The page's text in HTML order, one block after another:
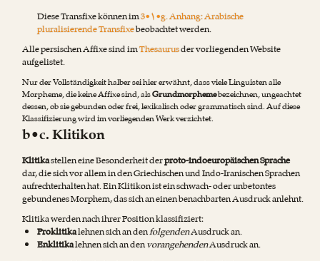
Diese Transfixe können im3•۱•g. Anhang: Arabische
pluralisierende Transfixebeobachtet werden.
Alle persischen Affixe sind imThesaurusder vorliegenden Website
aufgelistet.
Nur der Vollständigkeit halber sei hier erwähnt, dass viele Linguisten alle
Morpheme, die keine Affixe sind, alsGrundmorphemebezeichnen, ungeachtet
dessen, ob sie gebunden oder frei, lexikalisch oder grammatisch sind. Auf diese
Klassifizierung wird im vorliegenden Werk verzichtet.
b•c. Klitikon
Klitikastellen eine Besonderheit derproto-indoeuropäischen Sprache
dar, die sich vor allem in den Griechischen und Indo-Iranischen Sprachen
aufrechterhalten hat. Ein Klitikon ist ein schwach- oder unbetontes
gebundenes Morphem, das sich an einen benachbarten Ausdruck anlehnt.
Klitika werden nach ihrer Position klassifiziert:
Proklitikalehnen sich an denfolgendenAusdruck an.
Enklitikalehnen sich an denvorangehendenAusdruck an.